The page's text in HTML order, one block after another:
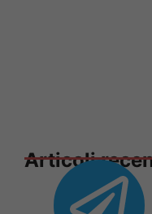
Articoli